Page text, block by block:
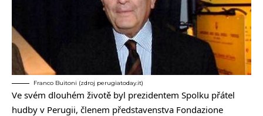
Franco Buitoni (zdroj perugiatoday.it)
Ve svém dlouhém životě byl prezidentem Spolku přátel
hudby v Perugii, členem představenstva Fondazione